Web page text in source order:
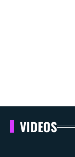
VIDEOS